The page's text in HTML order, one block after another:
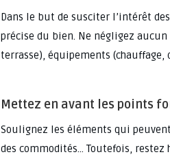
Dans le but de susciter l’intérêt
précise du bien. Ne négligez
terrasse), équipements
Mettez en avant les points
Soulignez les éléments qui
des commodités… Toutefois, restez